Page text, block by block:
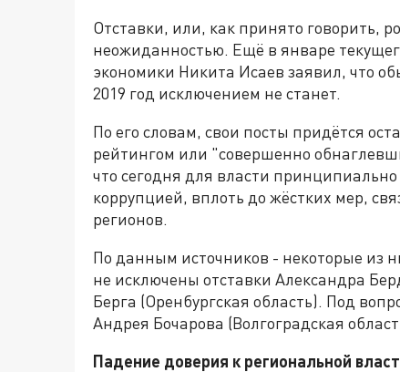
Отставки, или, как принято говорить,
неожиданностью. Ещё в январе
экономики Никита Исаев заявил, что
2019 год исключением не станет.
По его словам, свои посты придётся
рейтингом или "совершенно
что сегодня для власти
коррупцией, вплоть до жёстких мер,
регионов.
По данным источников - некоторые
не исключены отставки Александра
Берга (Оренбургская область). Под
Андрея Бочарова (Волгоградская
Падение доверия к региональной